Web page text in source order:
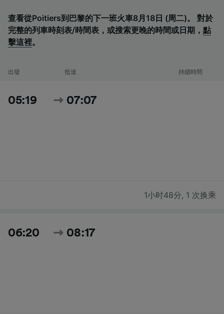
查看從Poitiers到巴黎的下一班火車8月18日 (周二)。 對於
完整的列車時刻表/時間表，或搜索更晚的時間或日期， 點
擊這裡。
出發 抵達 持續時間
05:19 07:07
1小时48分, 1 次换乘
06:20 08:17